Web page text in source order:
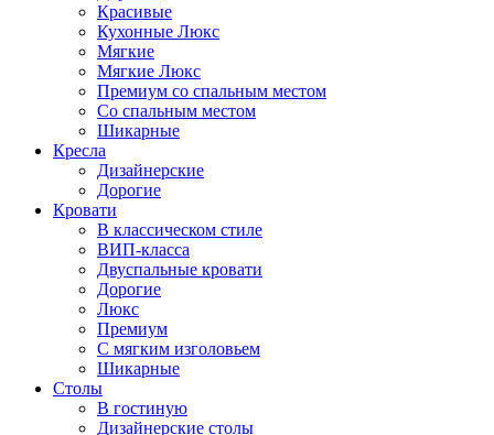
Красивые
Кухонные Люкс
Мягкие
Мягкие Люкс
Премиум со спальным местом
Со спальным местом
Шикарные
Кресла
Дизайнерские
Дорогие
Кровати
В классическом стиле
ВИП-класса
Двуспальные кровати
Дорогие
Люкс
Премиум
С мягким изголовьем
Шикарные
Столы
В гостиную
Дизайнерские столы